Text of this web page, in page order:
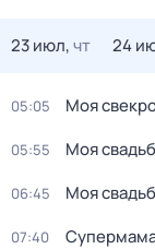
23 июл,чт 24
05:05 Моя
05:55 Моя
06:45 Моя
07:40